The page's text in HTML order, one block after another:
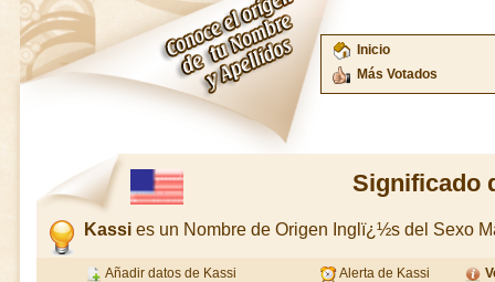
Inicio
Más Votados
Significado
Kassi es un Nombre de Origen Inglï¿½s del Sexo
Añadir datos de Kassi Alerta de Kassi